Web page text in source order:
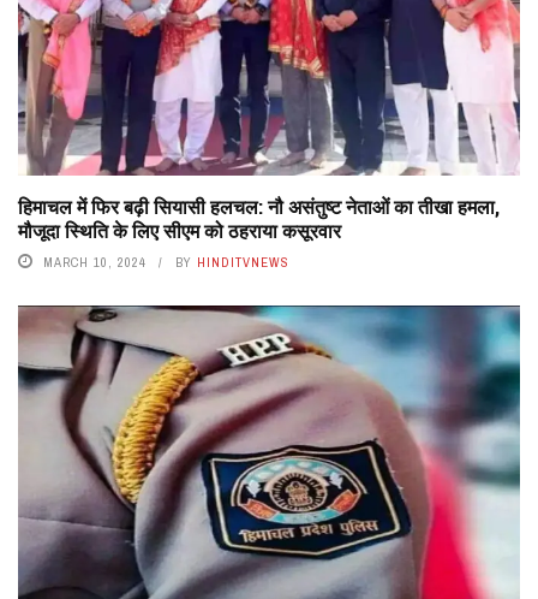
हिमाचल में फिर बढ़ी सियासी हलचल: नौ असंतुष्ट नेताओं का तीखा हमला,
मौजूदा स्थिति के लिए सीएम को ठहराया कसूरवार
MARCH 10, 2024 BY HINDITVNEWS